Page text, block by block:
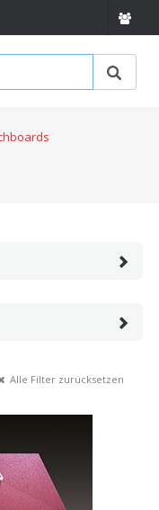
Alle Filter zurücksetzen